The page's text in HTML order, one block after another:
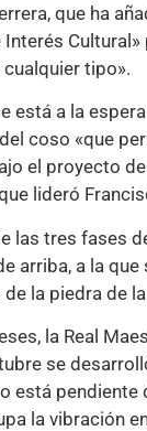
que ha
tipo».
está a la
coso «que
el proyecto
lideró
las tres fases
arriba, a la
la piedra de
la Real
se
está pendiente
la vibración